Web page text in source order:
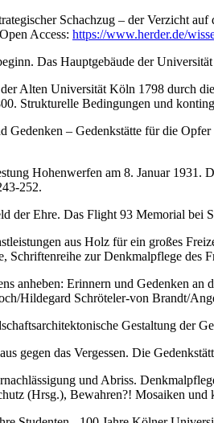
Schachzug – der Verzicht
Access: https://www.herder.de/
Das Hauptgebäude der
Alten Universität Köln 1798 durch
Strukturelle Bedingungen und
Gedenken – Gedenkstätte für die
Hohenwerfen am 8. Januar
252.
der Ehre. Das Flight 93 Memorial bei
aus Holz für ein großes
Schriftenreihe zur Denkmalpflege des
anheben: Erinnern und Gedenken
Hildegard Schröteler-von Brandt/
Gestaltung der
gegen das Vergessen. Die
und Abriss.
(Hrsg.), Bewahren?! Mosaiken und